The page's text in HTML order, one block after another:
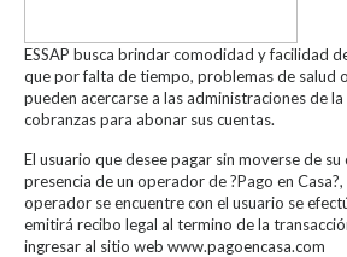
ESSAP busca brindar comodidad y facilidad
que por falta de tiempo, problemas de salud
pueden acercarse a las administraciones de
cobranzas para abonar sus cuentas.
El usuario que desee pagar sin moverse de su
presencia de un operador de ?Pago en
operador se encuentre con el usuario se
emitirá recibo legal al termino de la
ingresar al sitio web www.pagoencasa.com